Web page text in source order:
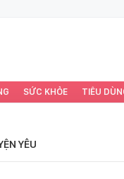
SỨC KHỎE TIÊU
YÊU